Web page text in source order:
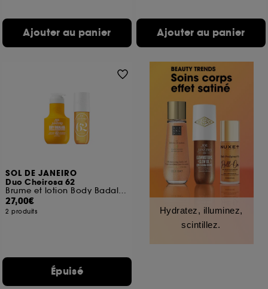
Ajouter au panier Ajouter au panier
SOL DE JANEIRO
Duo Cheirosa 62
Brume et lotion Body Badalada
27,00€
2 produits
Épuisé
Hydratez, illuminez,
scintillez.